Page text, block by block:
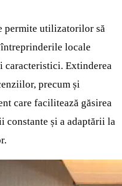
permite utilizatorilor să
locale
caracteristici. Extinderea
precum și
care facilitează găsirea
constante și a adaptării la